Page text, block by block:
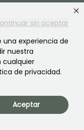
sin aceptar
una experiencia de
nuestra
cualquier
de privacidad.
Aceptar
de pedidos
de las plantas